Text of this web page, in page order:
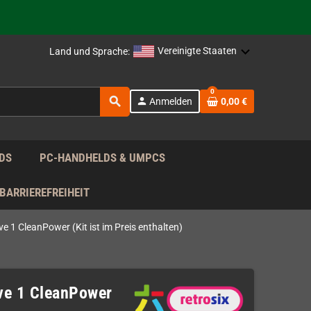
Land und Sprache: Vereinigte Staaten
search person Anmelden
0
0,00 €
PC-HANDHELDS & UMPCS
BARRIEREFREIHEIT
1 CleanPower (Kit ist im Preis enthalten)
1 CleanPower